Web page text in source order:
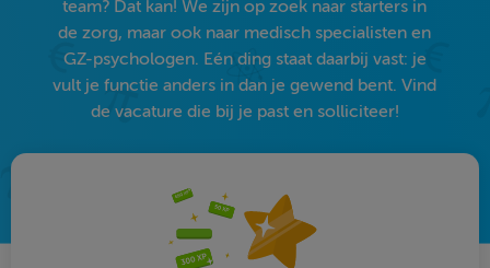
team? Dat kan! We zijn op zoek naar starters in
de zorg, maar ook naar medisch specialisten en
GZ-psychologen. Eén ding staat daarbij vast: je
vult je functie anders in dan je gewend bent. Vind
de vacature die bij je past en solliciteer!